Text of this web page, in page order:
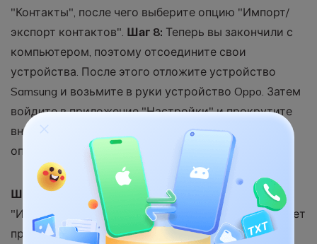
"Контакты", после чего выберите опцию "Импорт/
экспорт контактов". Шаг 8: Теперь вы закончили с
компьютером, поэтому отсоедините свои
устройства. После этого отложите устройство
Samsung и возьмите в руки устройство Oppo. Затем
войдите в приложение "Настройки" и прокрутите
вниз до пункта "Контакты", после чего выберите
опцию "Импорт/экспорт контактов".
Шаг 9:На следующем экране выберите опцию
"Импорт из устройства хранения". Теперь вам будет
предложено перейти к месту, куда вы перенесли